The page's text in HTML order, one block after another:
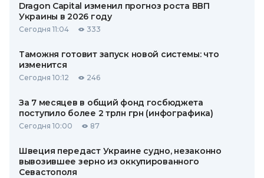
Dragon Capital изменил прогноз роста ВВП
Украины в 2026 году
Сегодня 11:04 333
Таможня готовит запуск новой системы: что
изменится
Сегодня 10:12 246
За 7 месяцев в общий фонд госбюджета
поступило более 2 трлн грн (инфографика)
Сегодня 10:00 87
Швеция передаст Украине судно, незаконно
вывозившее зерно из оккупированного
Севастополя